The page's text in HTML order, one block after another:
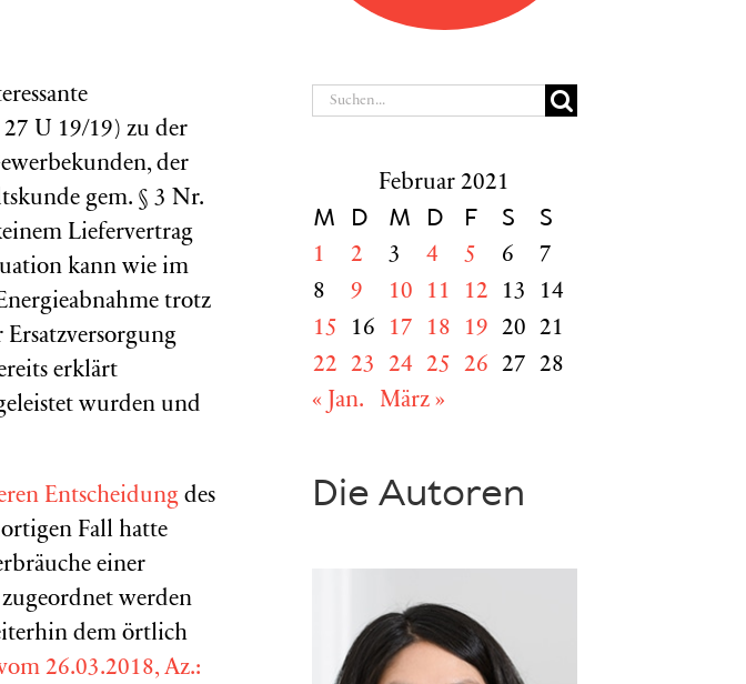
U 19/19) zu der
der
gem. § 3 Nr.
Liefervertrag
kann wie im
trotz
erklärt
wurden und
Entscheidung des
Fall hatte
einer
werden
dem örtlich
26.03.2018, Az.:
Suche
Februar 2021
M D M D F S S
1 2 3 4 5 6
7
8
9 10 11 12 13
14
15
16 17 18 19 20
21
22
23 24 25 26 27
28
« Jan.
März »
Die Autoren